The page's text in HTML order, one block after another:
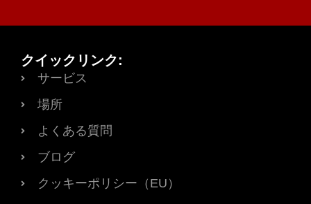
クイックリンク:
サービス
場所
よくある質問
ブログ
クッキーポリシー（EU）